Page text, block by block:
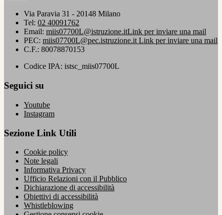
Via Paravia 31 - 20148 Milano
Tel: 02 40091762
Email: miis07700L@istruzione.itLink per inviare una mail
PEC: miis07700L@pec.istruzione.itLink per inviare una mail
C.F.: 80078870153
Codice IPA: istsc_miis07700L
Seguici su
Youtube
Instagram
Sezione Link Utili
Cookie policy
Note legali
Informativa Privacy
Ufficio Relazioni con il Pubblico
Dichiarazione di accessibilità
Obiettivi di accessibilità
Whistleblowing